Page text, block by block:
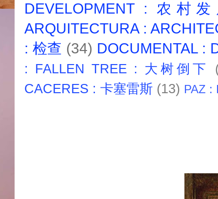
DEVELOPMENT : 农村
ARQUITECTURA :
: 检查 (34) DOCUMENTAL :
: FALLEN TREE : 大树倒下
CACERES : 卡塞雷斯 (13) PAZ :